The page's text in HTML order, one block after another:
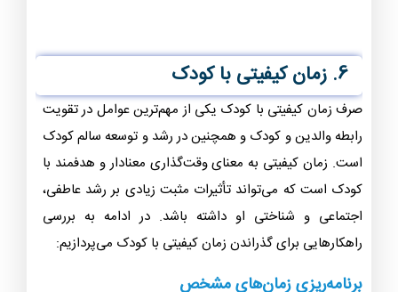
صرف زمان کیفیتی با کودک یکی از مهم‌ترین عوامل در تقویت
رابطه والدین و کودک و همچنین در رشد و توسعه سالم کودک
است. زمان کیفیتی به معنای وقت‌گذاری معنادار و هدفمند با
کودک است که می‌تواند تأثیرات مثبت زیادی بر رشد عاطفی،
اجتماعی و شناختی او داشته باشد. در ادامه به بررسی
راهکارهایی برای گذراندن زمان کیفیتی با کودک می‌پردازیم:
برنامه‌ریزی زمان‌های مشخص